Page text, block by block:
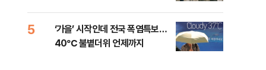
5
‘가을’ 시작인데 전국 폭염특보…
40℃ 불볕더위 언제까지